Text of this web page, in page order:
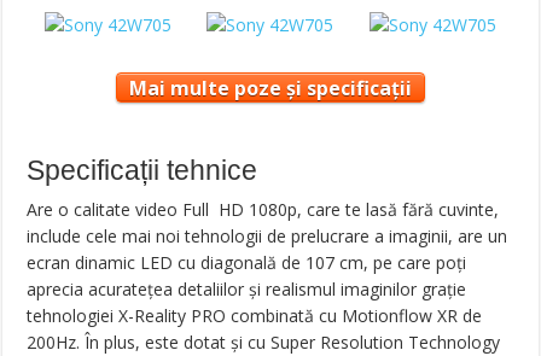
Mai multe poze și specificații
Specificații tehnice
Are o calitate video Full HD 1080p, care te lasă fără cuvinte,
include cele mai noi tehnologii de prelucrare a imaginii, are un
ecran dinamic LED cu diagonală de 107 cm, pe care poți
aprecia acurateţea detaliilor şi realismul imaginilor graţie
tehnologiei X-Reality PRO combinată cu Motionflow XR de
200Hz. În plus, este dotat şi cu Super Resolution Technology